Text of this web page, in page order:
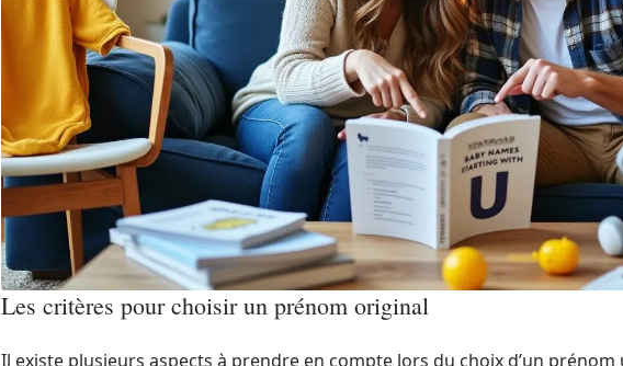
Les critères pour choisir un prénom original
Il existe plusieurs aspects à prendre en compte lors du choix d’un